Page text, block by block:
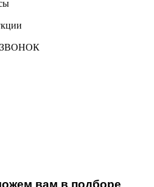
вам в подборе